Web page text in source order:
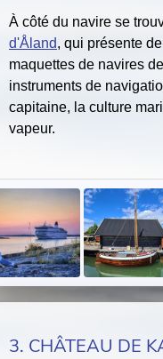
À côté du navire se
d'Åland, qui présente
maquettes de navires
instruments de
capitaine, la culture
vapeur.
3. CHÂTEAU DE